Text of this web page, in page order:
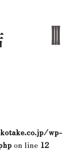
wp-
on line 12